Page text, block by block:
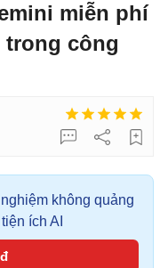
miễn phí
trong công
không quảng
ích AI